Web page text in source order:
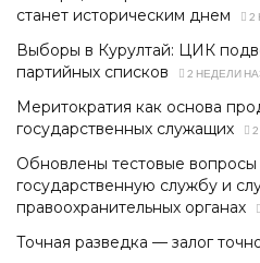
станет историческим днем
2
Выборы в Курултай: ЦИК
партийных списков
2 НЕДЕЛИ
Меритократия как основа
государственных служащих
Обновлены тестовые вопросы
государственную службу и
правоохранительных органах
Точная разведка — залог